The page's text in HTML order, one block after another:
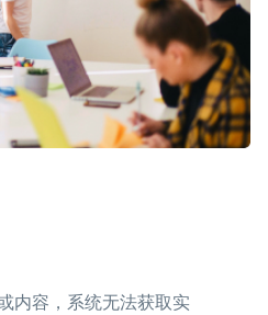
内容，系统无法获取实